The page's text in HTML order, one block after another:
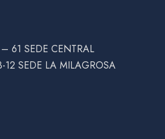
61 SEDE CENTRAL
12 SEDE LA MILAGROSA